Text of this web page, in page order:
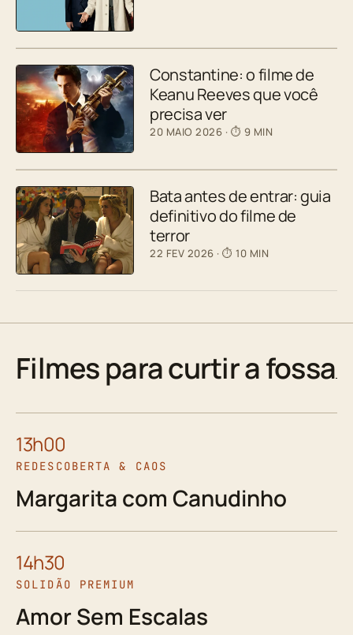
Constantine: o filme de
Keanu Reeves que você
precisa ver
20 MAIO 2026 · ⏱ 9 MIN
Bata antes de entrar: guia
definitivo do filme de
terror
22 FEV 2026 · ⏱ 10 MIN
Filmes para curtir a fossa
13h00
REDESCOBERTA & CAOS
Margarita com Canudinho
14h30
SOLIDÃO PREMIUM
Amor Sem Escalas